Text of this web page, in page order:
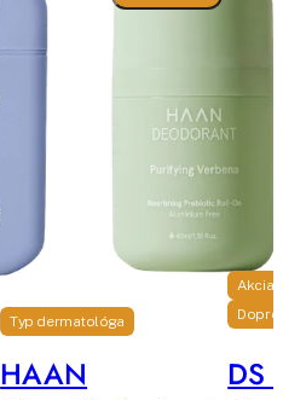
Typ dermatológa
HAAN
Akcia
DS